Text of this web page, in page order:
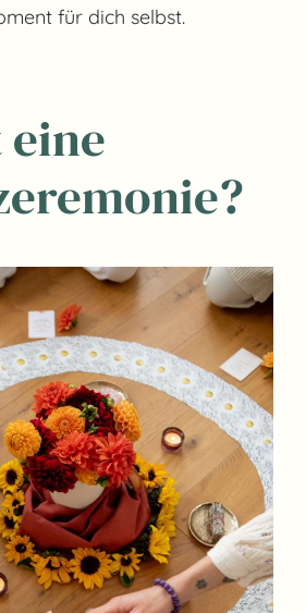
für dich selbst.
eine